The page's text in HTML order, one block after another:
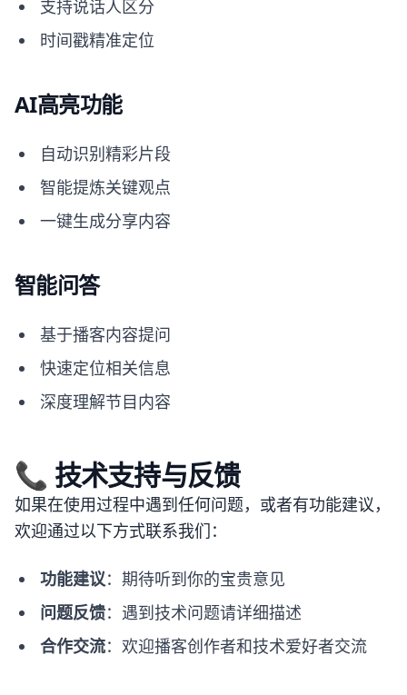
支持说话人区分
时间戳精准定位
AI高亮功能
自动识别精彩片段
智能提炼关键观点
一键生成分享内容
智能问答
基于播客内容提问
快速定位相关信息
深度理解节目内容
📞 技术支持与反馈
如果在使用过程中遇到任何问题，或者有功能建议，
欢迎通过以下方式联系我们：
功能建议：期待听到你的宝贵意见
问题反馈：遇到技术问题请详细描述
合作交流：欢迎播客创作者和技术爱好者交流